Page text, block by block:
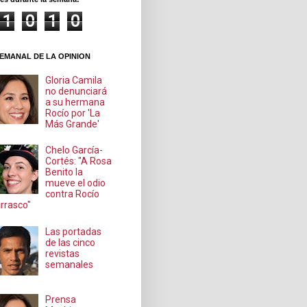
1 0 1
0
DE LA OPINION
Gloria Camila
no denunciará
a su hermana
Rocío por 'La
Más Grande'
Chelo García-
Cortés: "A Rosa
Benito la
mueve el odio
contra Rocío
Las portadas
de las cinco
revistas
semanales
Prensa